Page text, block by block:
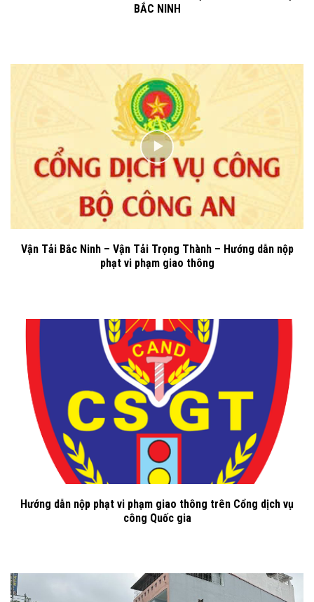
BẮC NINH
Vận Tải Bắc Ninh – Vận Tải Trọng Thành – Hướng dẫn nộp
phạt vi phạm giao thông
Hướng dẫn nộp phạt vi phạm giao thông trên Cổng dịch vụ
công Quốc gia